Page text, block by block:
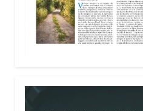
un confronto inserito nel
della Pace e del
promuove il dialogo e la
libanese del Consiglio dei
Mediterraneo della CEI: «Il